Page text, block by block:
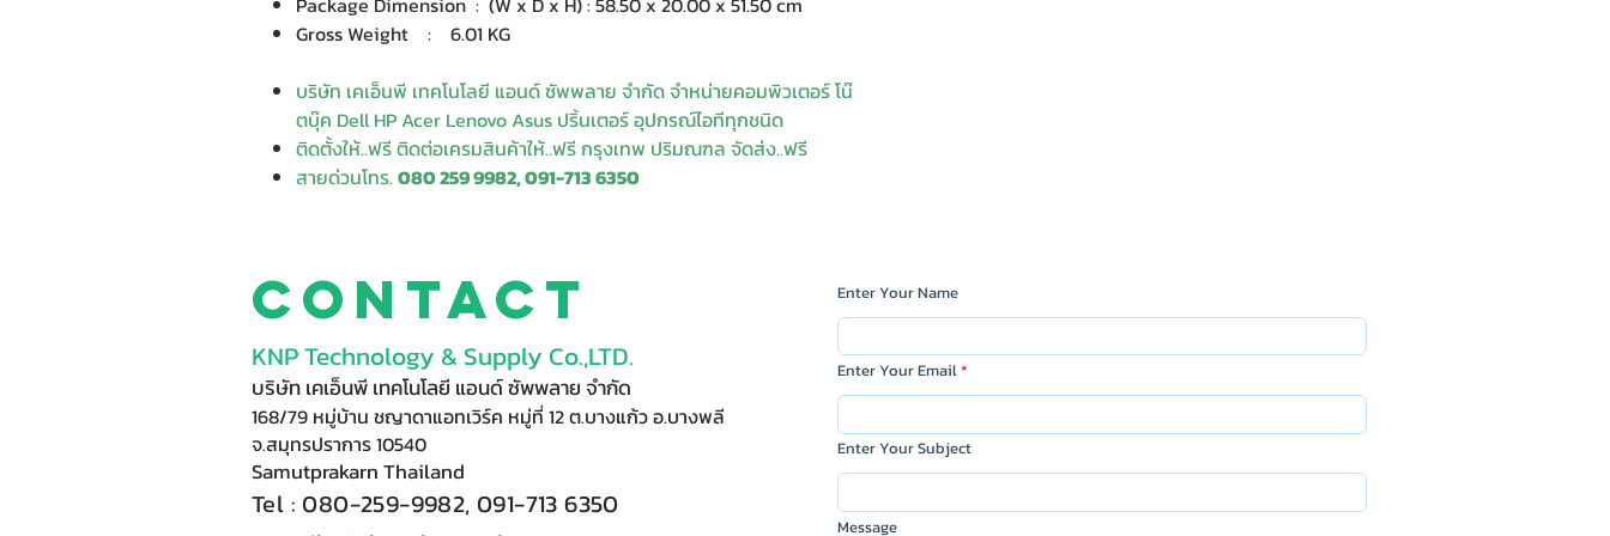
Gross Weight : 6.01 KG
บริษัท เคเอ็นพี เทคโนโลยี แอนด์ ซัพพลาย จำกัด จำหน่ายคอมพิวเตอร์ โน๊
ตบุ๊ค Dell HP Acer Lenovo Asus ปริ้นเตอร์ อุปกรณ์ไอทีทุกชนิด
ติดตั้งให้..ฟรี ติดต่อเครมสินค้าให้..ฟรี กรุงเทพ ปริมณฑล จัดส่ง..ฟรี
สายด่วนโทร.080 259 9982, 091-713 6350
Contact
KNP Technology & Supply Co.,LTD.
บริษัท เคเอ็นพี เทคโนโลยี แอนด์ ซัพพลาย จำกัด
168/79 หมู่บ้าน ชญาดาแอทเวิร์ค หมู่ที่ 12 ต.บางแก้ว อ.บางพลี
จ.สมุทรปราการ 10540
Samutprakarn Thailand
Tel : 080-259-9982, 091-713 6350
Enter Your Name
Enter Your Email
Enter Your Subject
Message